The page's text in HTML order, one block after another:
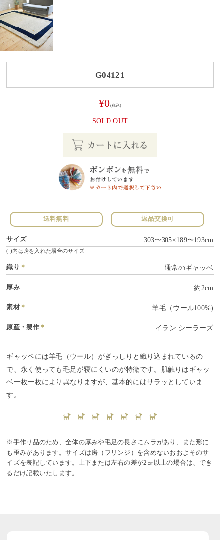
G04121
¥0 (税込)
SOLD OUT
送料無料 返品交換可
サイズ 303〜305×189〜193cm
( )内は房を入れた場合のサイズ
織り ＊ 通常のギャッベ
厚み 約2cm
素材 ＊ 羊毛（ウール100%)
原産・製作＊ イラン シーラーズ
ギャッベには羊毛（ウール）がぎっしりと織り込まれているの
で、永く使っても毛足が寝にくいのが特徴です。肌触りはギャッ
ベ一枚一枚により異なりますが、基本的にはサラッとしていま
す。
※手作り品のため、全体の厚みや毛足の長さにムラがあり、また形に
も歪みがあります。サイズは房（フリンジ）を含めないおおよそのサ
イズを表記しています。上下または左右の差が2㎝以上の場合は、でき
るだけ記載いたします。